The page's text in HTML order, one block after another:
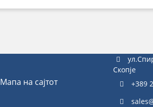
Мапа на сајтот
Скопје
+389